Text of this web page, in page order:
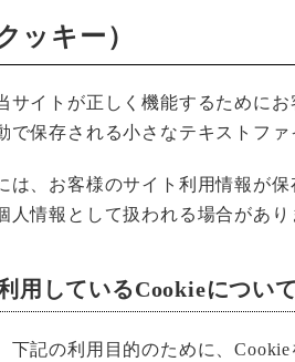
ッキー）
サイトが正しく機能するために
で保存される小さなテキストファ
は、お客様のサイト利用情報が
人情報として扱われる場合があり
用しているCookieについて
下記の利用目的のために、Cookie